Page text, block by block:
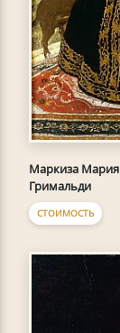
Маркиза Мария
Гримальди
СТОИМОСТЬ